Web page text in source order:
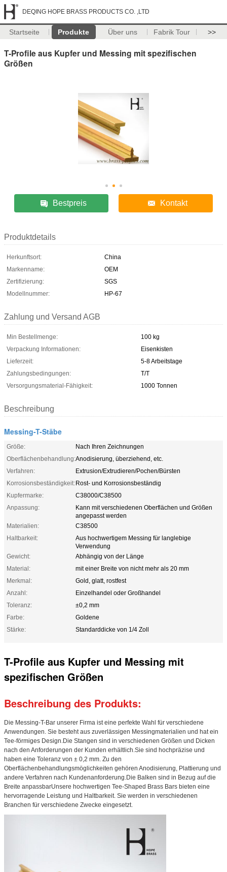
DEQING HOPE BRASS PRODUCTS CO. ,LTD
Startseite Produkte Über uns Fabrik Tour >>
T-Profile aus Kupfer und Messing mit spezifischen
Größen
Bestpreis Kontakt
Produktdetails
Herkunftsort:
China
Markenname:
OEM
Zertifizierung:
SGS
Modellnummer:
HP-67
Zahlung und Versand AGB
Min Bestellmenge:
100 kg
Verpackung Informationen:
Eisenkisten
Lieferzeit:
5-8 Arbeitstage
Zahlungsbedingungen:
T/T
Versorgungsmaterial-Fähigkeit:
1000 Tonnen
Beschreibung
Messing-T-Stäbe
Größe:
Nach Ihren Zeichnungen
Oberflächenbehandlung:Anodisierung, überziehend, etc.
Verfahren:
Extrusion/Extrudieren/Pochen/Bürsten
Korrosionsbeständigkeit:Rost- und Korrosionsbeständig
Kupfermarke:
C38000/C38500
Anpassung:
Kann mit verschiedenen Oberflächen und Größen
angepasst werden
Materialien:
C38500
Haltbarkeit:
Aus hochwertigem Messing für langlebige
Verwendung
Gewicht:
Abhängig von der Länge
Material:
mit einer Breite von nicht mehr als 20 mm
Merkmal:
Gold, glatt, rostfest
Anzahl:
Einzelhandel oder Großhandel
Toleranz:
±0,2 mm
Farbe:
Goldene
Stärke:
Standarddicke von 1/4 Zoll
T-Profile aus Kupfer und Messing mit
spezifischen Größen
Beschreibung des Produkts:
Die Messing-T-Bar unserer Firma ist eine perfekte Wahl für verschiedene
Anwendungen. Sie besteht aus zuverlässigen Messingmaterialien und hat ein
Tee-förmiges Design.Die Stangen sind in verschiedenen Größen und Dicken
nach den Anforderungen der Kunden erhältlich.Sie sind hochpräzise und
haben eine Toleranz von ± 0,2 mm. Zu den
Oberflächenbehandlungsmöglichkeiten gehören Anodisierung, Plattierung und
andere Verfahren nach Kundenanforderung.Die Balken sind in Bezug auf die
Breite anpassbarUnsere hochwertigen Tee-Shaped Brass Bars bieten eine
hervorragende Leistung und Haltbarkeit. Sie werden in verschiedenen
Branchen für verschiedene Zwecke eingesetzt.